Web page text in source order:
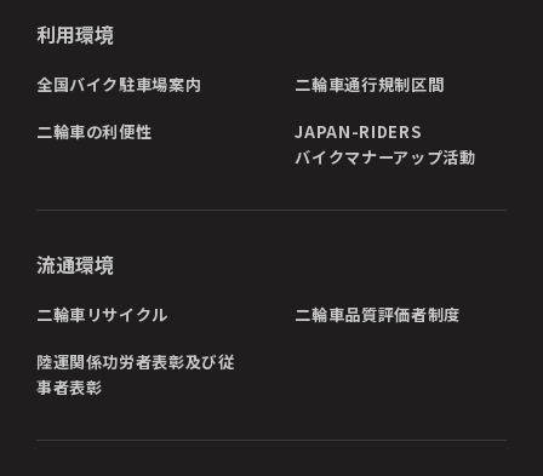
利用環境
全国バイク駐車場案内 二輪車通行規制区間
二輪車の利便性
JAPAN-RIDERS
バイクマナーアップ活動
流通環境
二輪車リサイクル 二輪車品質評価者制度
陸運関係功労者表彰及び従
事者表彰